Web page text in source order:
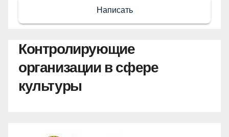
Написать
Контролирующие
организации в сфере
культуры